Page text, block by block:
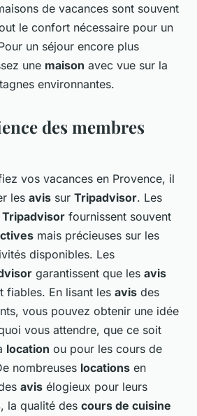
de vacances sont souvent
le confort nécessaire pour un
un séjour encore plus
une maison avec vue sur la
environnantes.
des membres
vos vacances en Provence, il
les avis sur Tripadvisor. Les
fournissent souvent
mais précieuses sur les
disponibles. Les
garantissent que les avis
fiables. En lisant les avis des
vous pouvez obtenir une idée
vous attendre, que ce soit
location ou pour les cours de
nombreuses locations en
avis élogieux pour leurs
, la qualité des cours de cuisine